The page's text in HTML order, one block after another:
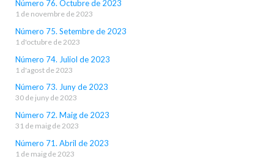
Número 76. Octubre de 2023
1 de novembre de 2023
Número 75. Setembre de 2023
1 d'octubre de 2023
Número 74. Juliol de 2023
1 d'agost de 2023
Número 73. Juny de 2023
30 de juny de 2023
Número 72. Maig de 2023
31 de maig de 2023
Número 71. Abril de 2023
1 de maig de 2023